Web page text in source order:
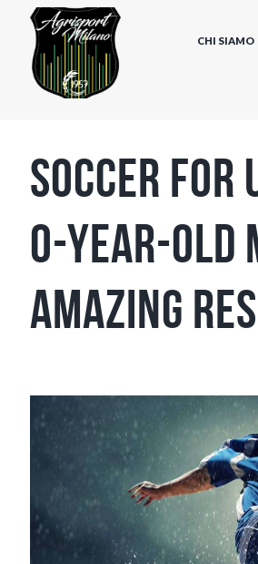
CHI SIAMO
Soccer for
0-Year-Old
Amazing